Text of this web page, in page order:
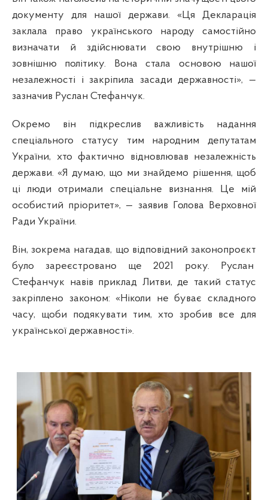
документу для нашої держави. «Ця Декларація
заклала право українського народу самостійно
визначати й здійснювати свою внутрішню і
зовнішню політику. Вона стала основою нашої
незалежності і закріпила засади державності», —
зазначив Руслан Стефанчук.
Окремо він підкреслив важливість надання
спеціального статусу тим народним депутатам
України, хто фактично відновлював незалежність
держави. «Я думаю, що ми знайдемо рішення, щоб
ці люди отримали спеціальне визнання. Це мій
особистий пріоритет», — заявив Голова Верховної
Ради України.
Він, зокрема нагадав, що відповідний законопроєкт
було зареєстровано ще 2021 року. Руслан
Стефанчук навів приклад Литви, де такий статус
закріплено законом: «Ніколи не буває складного
часу, щоби подякувати тим, хто зробив все для
української державності».